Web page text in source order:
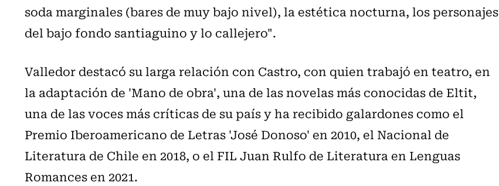
soda marginales (bares de muy bajo nivel), la estética nocturna, los personajes
del bajo fondo santiaguino y lo callejero".
Valledor destacó su larga relación con Castro, con quien trabajó en teatro, en
la adaptación de 'Mano de obra', una de las novelas más conocidas de Eltit,
una de las voces más críticas de su país y ha recibido galardones como el
Premio Iberoamericano de Letras 'José Donoso' en 2010, el Nacional de
Literatura de Chile en 2018, o el FIL Juan Rulfo de Literatura en Lenguas
Romances en 2021.